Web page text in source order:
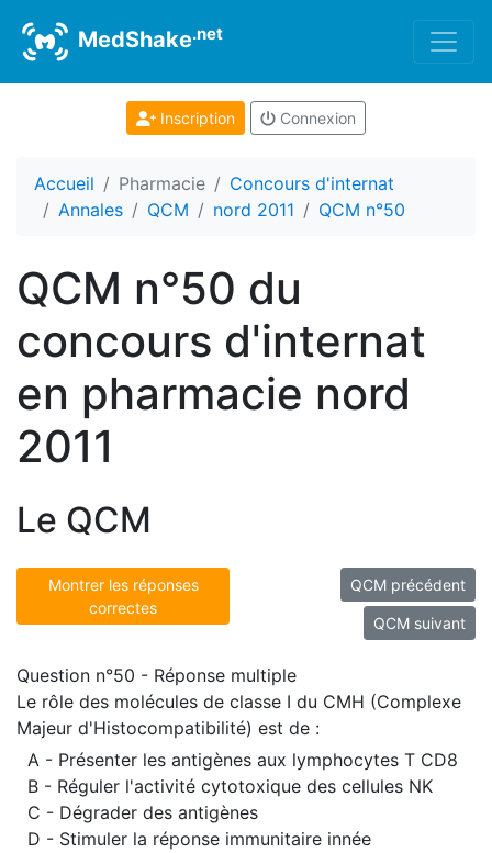
MedShake.net
Inscription Connexion
Accueil Pharmacie
Concours d'internat
Annales
QCM nord 2011 QCM n°50
QCM n°50 du
concours d'internat
en pharmacie nord
2011
Le QCM
Montrer les réponses
correctes
QCM précédent
QCM suivant
Question n°50 - Réponse multiple
Le rôle des molécules de classe I du CMH (Complexe
Majeur d'Histocompatibilité) est de :
A - Présenter les antigènes aux lymphocytes T CD8
B - Réguler l'activité cytotoxique des cellules NK
C - Dégrader des antigènes
D - Stimuler la réponse immunitaire innée